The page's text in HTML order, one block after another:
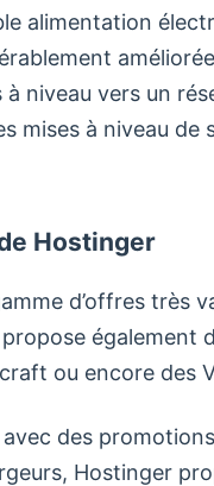
alimentation
niveau vers un
mises à niveau de
Hostinger
d’offres très
également
ou encore des
des
Hostinger